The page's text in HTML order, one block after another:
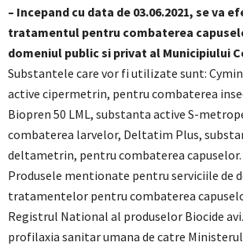
– Incepand cu data de 03.06.2021, se va
tratamentul pentru combaterea
domeniul public si privat al Municipiului
Substantele care vor fi utilizate sunt:
active cipermetrin, pentru combaterea
Biopren 50 LML, substanta active S-
combaterea larvelor, Deltatim Plus,
deltametrin, pentru combaterea capuselor.
Produsele mentionate pentru serviciile de
tratamentelor pentru combaterea
Registrul National al produselor Biocide
profilaxia sanitar umana de catre